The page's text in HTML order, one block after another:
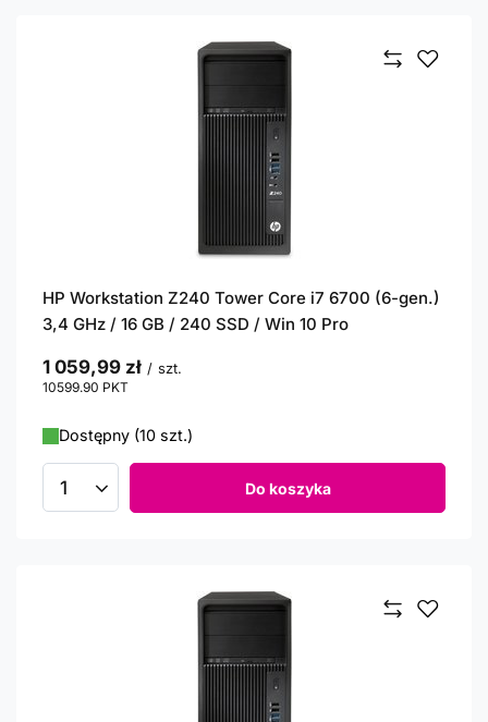
HP Workstation Z240 Tower Core i7 6700 (6-gen.)
3,4 GHz / 16 GB / 240 SSD / Win 10 Pro
1 059,99 zł / szt.
10599.90 PKT
Dostępny (10 szt.)
Ilość produktów Do koszyka